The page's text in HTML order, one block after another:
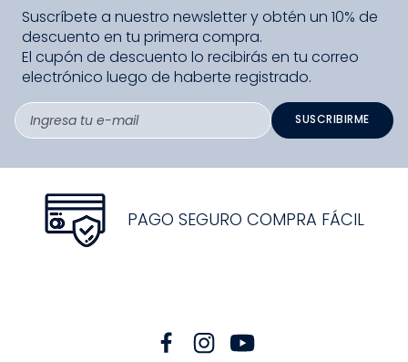
Suscríbete a nuestro newsletter y obtén un 10% de
descuento en tu primera compra.
El cupón de descuento lo recibirás en tu correo
electrónico luego de haberte registrado.
SUSCRIBIRME
PAGO SEGURO COMPRA FÁCIL